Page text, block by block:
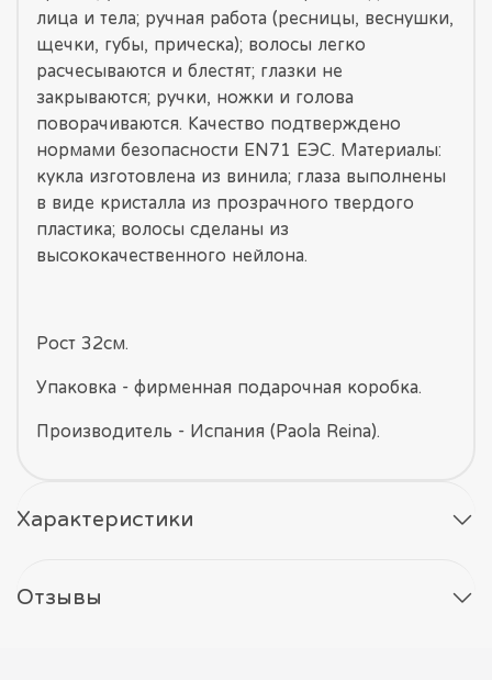
лица и тела; ручная работа (ресницы, веснушки,
щечки, губы, прическа); волосы легко
расчесываются и блестят; глазки не
закрываются; ручки, ножки и голова
поворачиваются. Качество подтверждено
нормами безопасности EN71 ЕЭС. Материалы:
кукла изготовлена из винила; глаза выполнены
в виде кристалла из прозрачного твердого
пластика; волосы сделаны из
высококачественного нейлона.
Рост 32см.
Упаковка - фирменная подарочная коробка.
Производитель - Испания (Paola Reina).
Характеристики
Отзывы